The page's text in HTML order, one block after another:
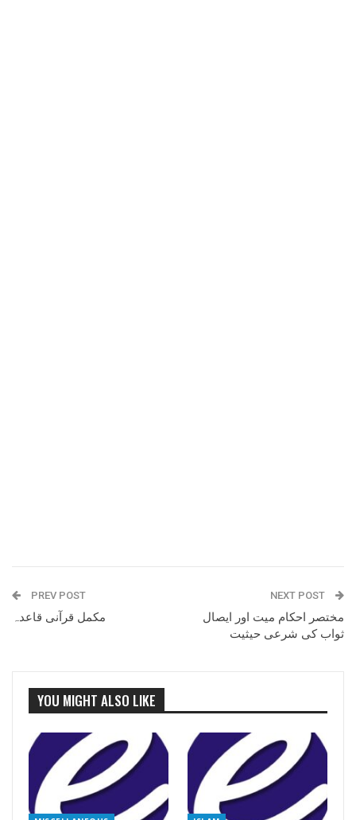
PREV POST
مکمل قرآنی قاعدہ
NEXT POST
مختصر احکام میت اور ایصال
ثواب کی شرعی حیثیت
YOU MIGHT ALSO LIKE